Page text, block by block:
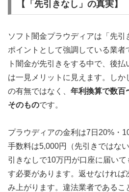
【「先引きなし」の真実】
ソフト闇金プラウディアは「先
ポイントとして強調している業者
ト闇金が先引きをする中で、後
は一見メリットに見えます。しか
の有無ではなく、 年利換算で数百
そのものです。
プラウディアの金利は7日20%・
手数料は5,000円（先引きではな
引きなしで10万円が口座に届い
す必要があります。返せなければ
み上がります。違法業者であるこ